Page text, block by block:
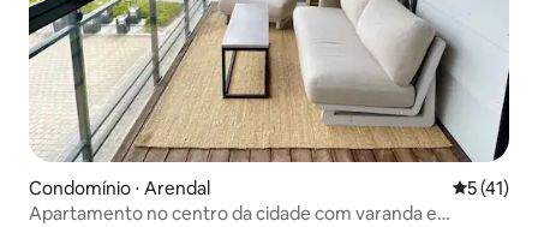
Condomínio ⋅ Arendal 5 de uma
5 (41)
Apartamento no centro da cidade com varanda e